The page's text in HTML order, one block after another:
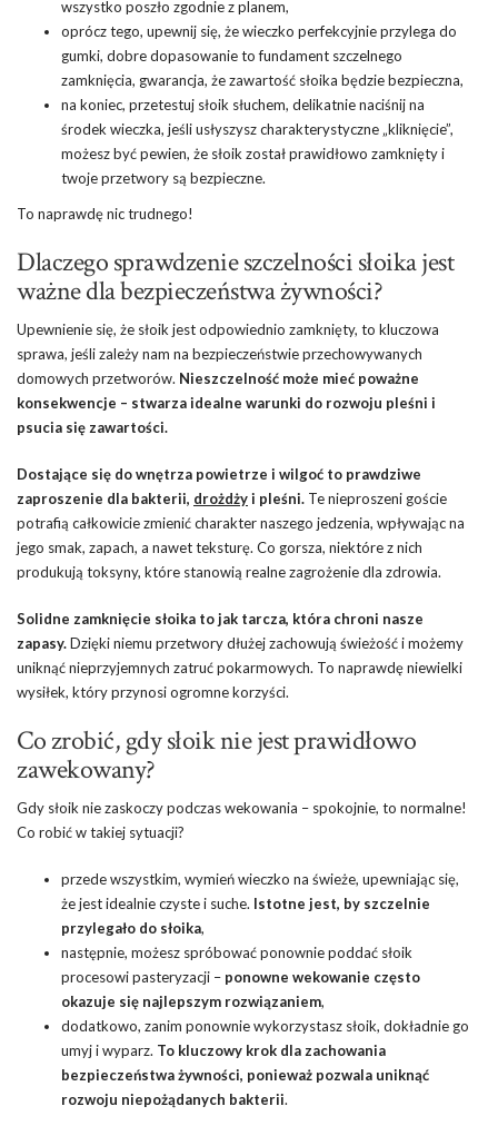
wszystko poszło zgodnie z planem,
oprócz tego, upewnij się, że wieczko perfekcyjnie przylega do
gumki, dobre dopasowanie to fundament szczelnego
zamknięcia, gwarancja, że zawartość słoika będzie bezpieczna,
na koniec, przetestuj słoik słuchem, delikatnie naciśnij na
środek wieczka, jeśli usłyszysz charakterystyczne „kliknięcie”,
możesz być pewien, że słoik został prawidłowo zamknięty i
twoje przetwory są bezpieczne.
To naprawdę nic trudnego!
Dlaczego sprawdzenie szczelności słoika jest
ważne dla bezpieczeństwa żywności?
Upewnienie się, że słoik jest odpowiednio zamknięty, to kluczowa
sprawa, jeśli zależy nam na bezpieczeństwie przechowywanych
domowych przetworów. Nieszczelność może mieć poważne
konsekwencje – stwarza idealne warunki do rozwoju pleśni i
psucia się zawartości.
Dostające się do wnętrza powietrze i wilgoć to prawdziwe
zaproszenie dla bakterii, drożdżyi pleśni. Te nieproszeni goście
potrafią całkowicie zmienić charakter naszego jedzenia, wpływając na
jego smak, zapach, a nawet teksturę. Co gorsza, niektóre z nich
produkują toksyny, które stanowią realne zagrożenie dla zdrowia.
Solidne zamknięcie słoika to jak tarcza, która chroni nasze
zapasy.Dzięki niemu przetwory dłużej zachowują świeżość i możemy
uniknąć nieprzyjemnych zatruć pokarmowych. To naprawdę niewielki
wysiłek, który przynosi ogromne korzyści.
Co zrobić, gdy słoik nie jest prawidłowo
zawekowany?
Gdy słoik nie zaskoczy podczas wekowania – spokojnie, to normalne!
Co robić w takiej sytuacji?
przede wszystkim, wymień wieczko na świeże, upewniając się,
że jest idealnie czyste i suche. Istotne jest, by szczelnie
przylegało do słoika,
następnie, możesz spróbować ponownie poddać słoik
procesowi pasteryzacji – ponowne wekowanie często
okazuje się najlepszym rozwiązaniem,
dodatkowo, zanim ponownie wykorzystasz słoik, dokładnie go
umyj i wyparz. To kluczowy krok dla zachowania
bezpieczeństwa żywności, ponieważ pozwala uniknąć
rozwoju niepożądanych bakterii.